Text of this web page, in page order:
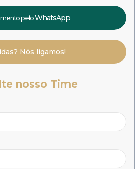
peloWhatsApp
Nós ligamos!
nosso Time